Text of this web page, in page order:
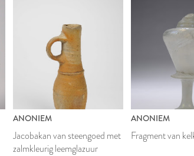
ANONIEM
Jacobakan van steengoed met
zalmkleurig leemglazuur
ANONIEM
Fragment van